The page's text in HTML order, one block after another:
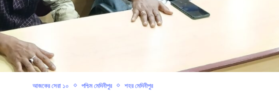
আজকের সেরা ১০ পশ্চিম মেদিনীপুর শহর মেদিনীপুর